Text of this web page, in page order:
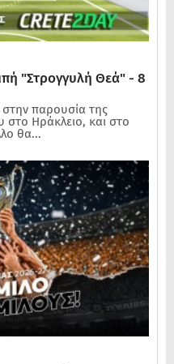
"Στρογγυλή Θεά" - 8
παρουσία της
Ηράκλειο, και στο
θα...